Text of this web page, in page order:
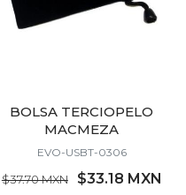
BOLSA TERCIOPELO
MACMEZA
EVO-USBT-0306
$37.70 MXN $33.18 MXN